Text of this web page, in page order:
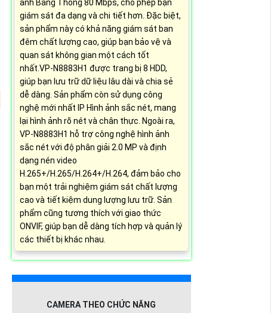
ảnh Bang Thông 80 Mbps, cho phép bạn
giám sát đa dạng và chi tiết hơn. Đặc biệt,
sản phẩm này có khả năng giám sát ban
đêm chất lượng cao, giúp bạn bảo vệ và
quan sát không gian một cách tốt
nhất.VP-N8883H1 được trang bị 8 HDD,
giúp bạn lưu trữ dữ liệu lâu dài và chia sẻ
dễ dàng. Sản phẩm còn sử dụng công
nghệ mới nhất IP Hình ảnh sắc nét, mang
lại hình ảnh rõ nét và chân thực. Ngoài ra,
VP-N8883H1 hỗ trợ công nghệ hình ảnh
sắc nét với độ phân giải 2.0 MP và định
dạng nén video
H.265+/H.265/H.264+/H.264, đảm bảo cho
bạn một trải nghiệm giám sát chất lượng
cao và tiết kiệm dung lượng lưu trữ. Sản
phẩm cũng tương thích với giao thức
ONVIF, giúp bạn dễ dàng tích hợp và quản lý
các thiết bị khác nhau.
CAMERA THEO CHỨC NĂNG